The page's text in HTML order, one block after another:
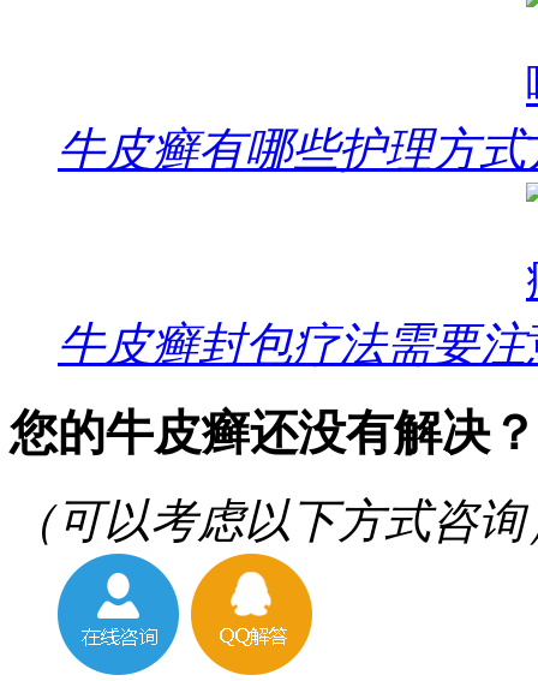
牛皮癣有哪些护理方式
牛皮癣封包疗法需要注
您的牛皮癣还没有解决？
（可以考虑以下方式咨询